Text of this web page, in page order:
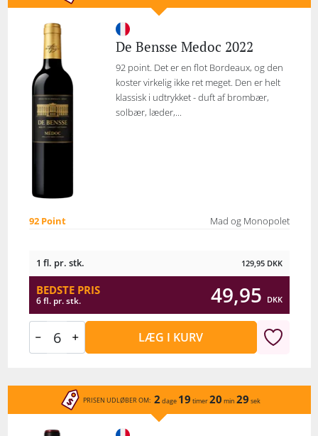
De Bensse Medoc 2022
92 point. Det er en flot Bordeaux, og den
koster virkelig ikke ret meget. Den er helt
klassisk i udtrykket - duft af brombær,
solbær, læder,...
92 Point Mad og Monopolet
1 fl. pr. stk. 129,95 DKK
BEDSTE PRIS
6 fl. pr. stk. 49,95 DKK
LÆG I KURV
PRISEN UDLØBER OM: 2 dage 19 timer20 min 29 sek